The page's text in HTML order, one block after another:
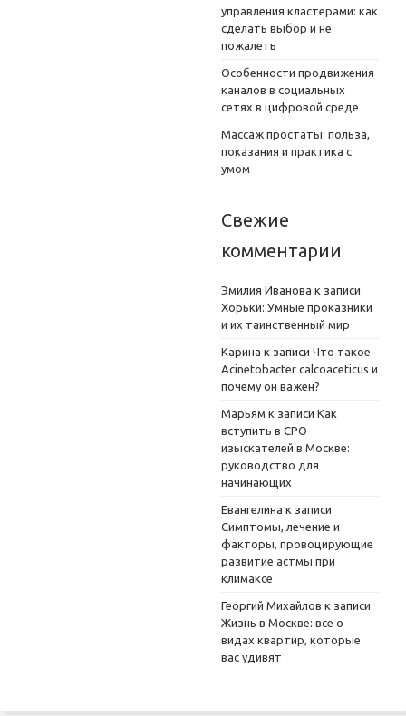
управления кластерами: как
сделать выбор и не
пожалеть
Особенности продвижения
каналов в социальных
сетях в цифровой среде
Массаж простаты: польза,
показания и практика с
умом
Свежие
комментарии
Эмилия Иванова к записи
Хорьки: Умные проказники
и их таинственный мир
Карина к записи Что такое
Acinetobacter calcoaceticus и
почему он важен?
Марьям к записи Как
вступить в СРО
изыскателей в Москве:
руководство для
начинающих
Евангелина к записи
Симптомы, лечение и
факторы, провоцирующие
развитие астмы при
климаксе
Георгий Михайлов к записи
Жизнь в Москве: все о
видах квартир, которые
вас удивят